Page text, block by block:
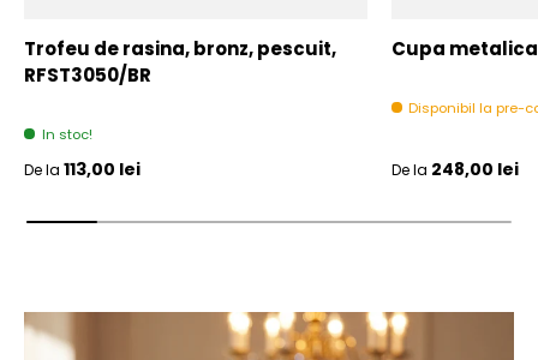
Trofeu de rasina, bronz, pescuit,
RFST3050/BR
In stoc!
Pret initial
De la 113,00 lei
Cupa
Disponibil la pre-
Pret initial
De la 248,00 lei